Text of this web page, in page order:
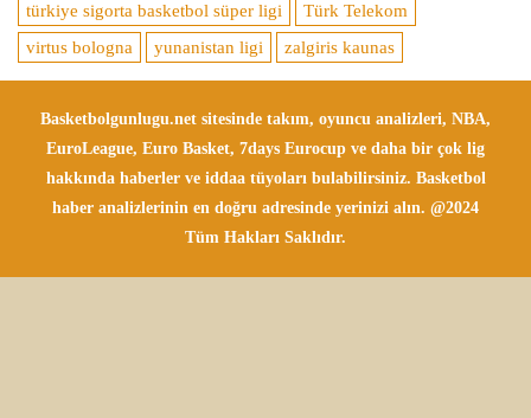
türkiye sigorta basketbol süper ligi
Türk Telekom
virtus bologna
yunanistan ligi zalgiris kaunas
Basketbolgunlugu.net sitesinde takım, oyuncu analizleri, NBA,
EuroLeague, Euro Basket, 7days Eurocup ve daha bir çok lig
hakkında haberler ve iddaa tüyoları bulabilirsiniz. Basketbol
haber analizlerinin en doğru adresinde yerinizi alın. @2024
Tüm Hakları Saklıdır.